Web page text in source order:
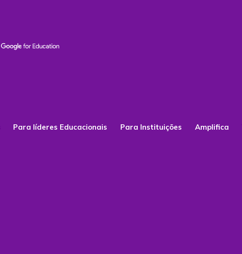
Para líderes Educacionais Para Instituições Amplifica